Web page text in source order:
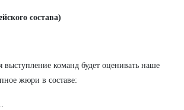
состава)
выступление команд будет оценивать наше
жюри в составе: